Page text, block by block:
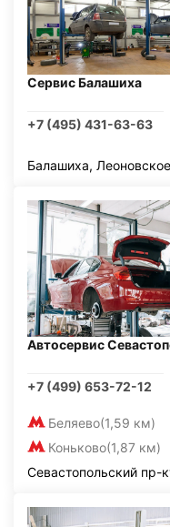
Сервис Балашиха
+7 (495) 431-63-63
Балашиха,
Автосервис
+7 (499) 653-72-12
Беляево(1,59 км)
Коньково(1,87 км)
Севастопольский пр-